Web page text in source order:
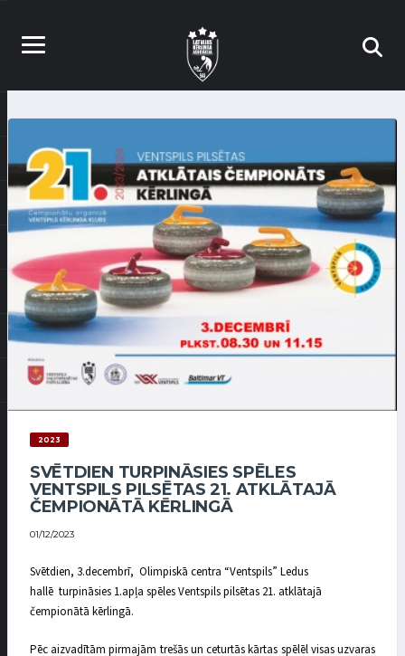
2023
SVĒTDIEN TURPINĀSIES SPĒLES
VENTSPILS PILSĒTAS 21. ATKLĀTAJĀ
ČEMPIONĀTĀ KĒRLINGĀ
01/12/2023
Svētdien, 3.decembrī, Olimpiskā centra “Ventspils” Ledus
hallē turpināsies 1.apļa spēles Ventspils pilsētas 21. atklātajā
čempionātā kērlingā.
Pēc aizvadītām pirmajām trešās un ceturtās kārtas spēlēl visas uzvaras